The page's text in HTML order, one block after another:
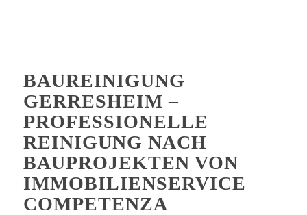
BAUREINIGUNG
GERRESHEIM –
PROFESSIONELLE
REINIGUNG NACH
BAUPROJEKTEN VON
IMMOBILIENSERVICE
COMPETENZA